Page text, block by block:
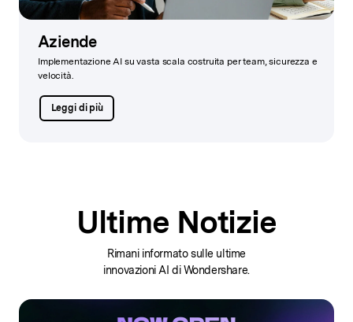
Aziende
Implementazione AI su vasta scala costruita per team, sicurezza e
velocità.
Leggi di più
Ultime Notizie
Rimani informato sulle ultime
innovazioni AI di Wondershare.